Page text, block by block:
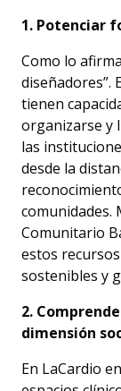
1. Potenciar
Como lo
diseñadores”.
tienen
organizarse y
las
desde la
comunidades.
Comunitario
estos
sostenibles y
2.
dimensión
En LaCardio